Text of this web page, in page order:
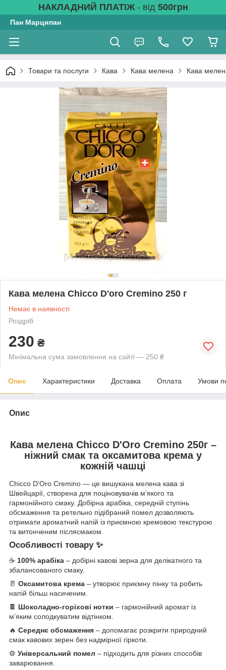
НАКЛАДНИЙ ПЛАТІЖ- від 500грн
Пан Марципан
Товари та послуги Кава Кава мелена Кава
Кава мелена Chicco D'oro Cremino 250 г
Немає в наявності
Роздріб
230 ₴
Мінімальна сума замовлення на сайті — 250 ₴
Опис Характеристики Доставка Оплата Умови
Опис
Кава мелена Chicco D'Oro Cremino 250г –
ніжний смак та оксамитова крема у
кожній чашці
Chicco D'Oro Cremino — це вишукана мелена кава зі
Швейцарії, створена для поціновувачів м’якого та
гармонійного смаку. Добірна арабіка, середній ступінь
обсмаження та ретельно підібраний помел дозволяють
отримати ароматний напій із приємною кремовою текстурою
та витонченим післясмаком.
Особливості товару ✨
☕ 100% арабіка – добірні кавові зерна для делікатного та
збалансованого смаку.
🥛 Оксамитова крема – утворює приємну пінку та робить
напій більш насиченим.
🍫 Шоколадно-горіхові нотки – гармонійний аромат із
м’яким солодкуватим відтінком.
🔥 Середнє обсмаження – допомагає розкрити природний
смак кавових зерен без надмірної гіркоти.
⚙️ Універсальний помел – підходить для різних способів
заварювання.